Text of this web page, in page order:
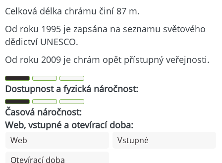
Celková délka chrámu činí 87 m.
Od roku 1995 je zapsána na seznamu světového
dědictví UNESCO.
Od roku 2009 je chrám opět přístupný veřejnosti.
Dostupnost a fyzická náročnost:
Časová náročnost:
Web, vstupné a otevírací doba:
Web
Vstupné
Otevírací doba